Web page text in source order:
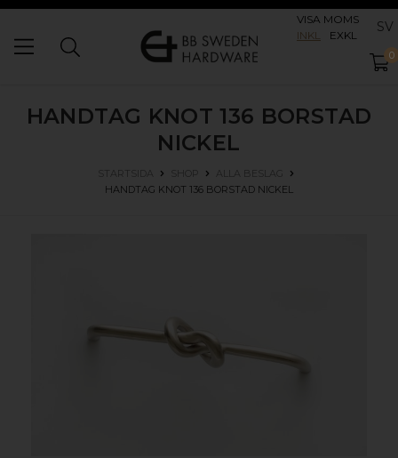
VISA MOMS
INKL
EXKL SV
0
HANDTAG KNOT 136 BORSTAD
NICKEL
STARTSIDA SHOP
ALLA BESLAG
HANDTAG KNOT 136 BORSTAD NICKEL